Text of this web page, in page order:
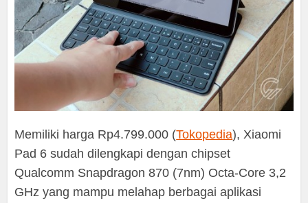
Memiliki harga Rp4.799.000 (Tokopedia), Xiaomi
Pad 6 sudah dilengkapi dengan chipset
Qualcomm Snapdragon 870 (7nm) Octa-Core 3,2
GHz yang mampu melahap berbagai aplikasi